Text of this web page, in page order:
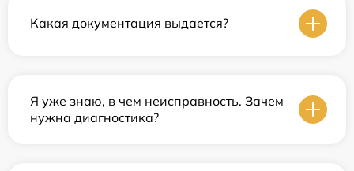
Какая документация выдается?
Я уже знаю, в чем неисправность. Зачем
нужна диагностика?